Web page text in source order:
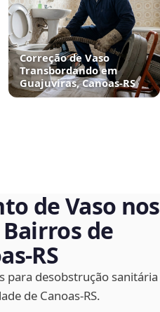
Correção de Vaso
Transbordando em
Guajuviras, Canoas‑RS
de Vaso nos
de
para desobstrução sanitária
de Canoas‑RS.